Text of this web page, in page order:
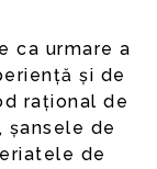
ca urmare a
și de
rațional de
șansele de
de